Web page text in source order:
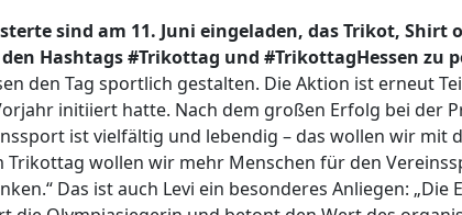
sind am 11. Juni eingeladen, das Trikot, Shirt
Hashtags #Trikottag und #TrikottagHessen zu
den Tag sportlich gestalten. Die Aktion ist erneut
initiiert hatte. Nach dem großen Erfolg bei der
ist vielfältig und lebendig – das wollen wir
wollen wir mehr Menschen für den
Das ist auch Levi ein besonderes Anliegen: